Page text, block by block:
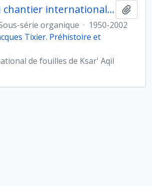
Direction du chantier international de fouilles de Ksar'Aqil (Liban)
série organique · 1950-2002
Tixier. Préhistoire et
de fouilles de Ksar' Aqil